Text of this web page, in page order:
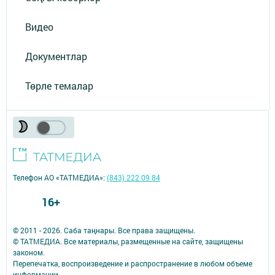
Видео
Документлар
Төрле темалар
© 2011 - 2026. Саба таңнары. Все права защищены.
© ТАТМЕДИА. Все материалы, размещенные на сайте, защищены
законом.
Перепечатка, воспроизведение и распространение в любом объеме
Телефон АО «ТАТМЕДИА»:(843) 222 09 84
16+